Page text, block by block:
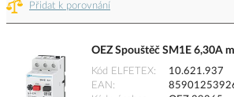
Přidat k porovnání
OEZ Spouštěč SM1E 6,30A
Kód ELFETEX
10.621.937
EAN